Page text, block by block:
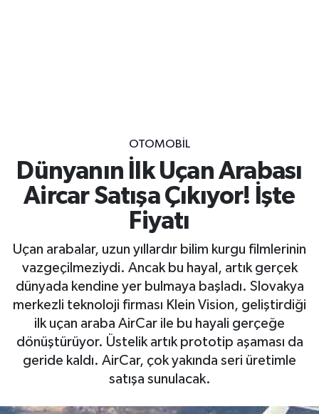
OTOMOBİL
Dünyanın İlk Uçan Arabası
Aircar Satışa Çıkıyor! İşte
Fiyatı
Uçan arabalar, uzun yıllardır bilim kurgu filmlerinin
vazgeçilmeziydi. Ancak bu hayal, artık gerçek
dünyada kendine yer bulmaya başladı. Slovakya
merkezli teknoloji firması Klein Vision, geliştirdiği
ilk uçan araba AirCar ile bu hayali gerçeğe
dönüştürüyor. Üstelik artık prototip aşaması da
geride kaldı. AirCar, çok yakında seri üretimle
satışa sunulacak.